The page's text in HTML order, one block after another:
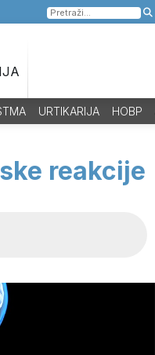
Pretraga
za:
URTIKARIJA HOBP
reakcije